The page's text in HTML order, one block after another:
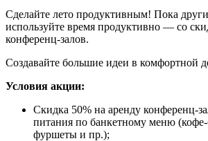
Сделайте лето продуктивным! Пока
используйте время продуктивно — со
конференц-залов.
Создавайте большие идеи в комфортной
Условия акции:
Скидка 50% на аренду конференц-
питания по банкетному меню
фуршеты и пр.);